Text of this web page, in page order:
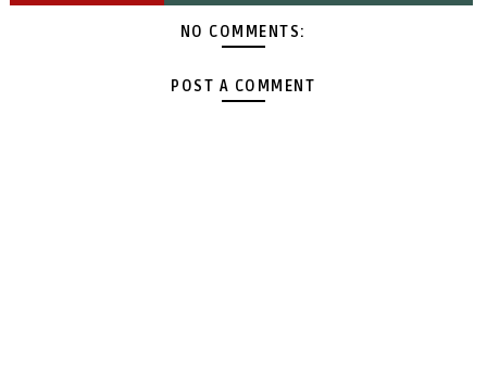
NO COMMENTS:
POST A COMMENT